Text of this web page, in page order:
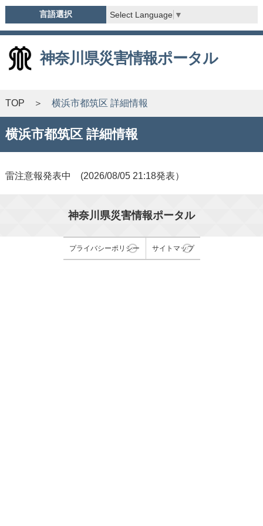
言語選択 Select Language ▼
神奈川県災害情報ポータル
TOP 横浜市都筑区 詳細情報
横浜市都筑区 詳細情報
雷注意報発表中 (2026/08/05 21:18発表）
神奈川県災害情報ポータル
プライバシーポリシー サイトマップ